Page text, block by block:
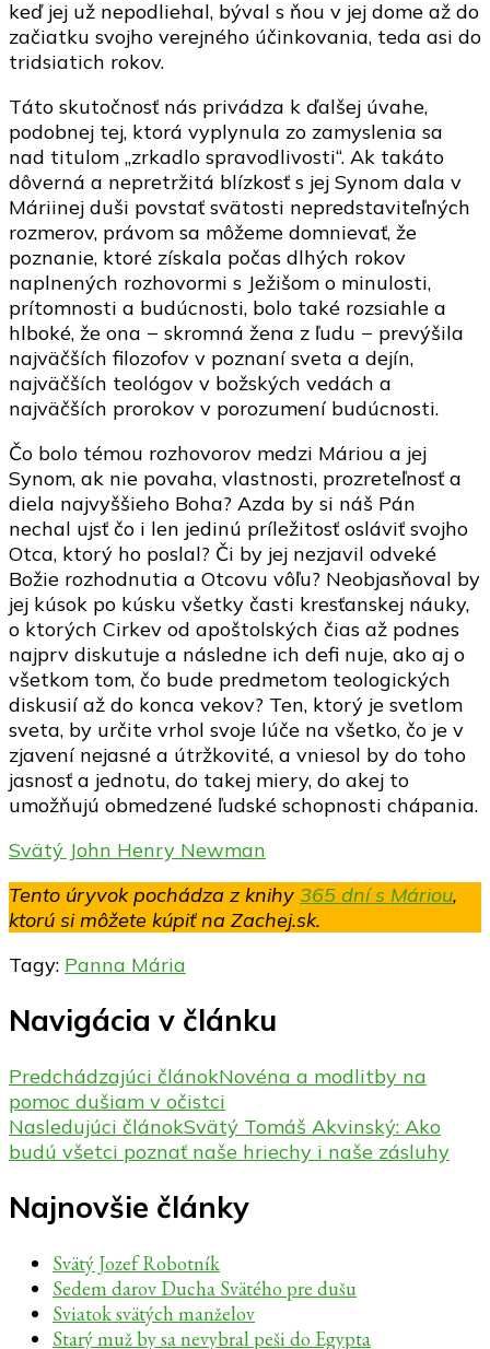
keď jej už nepodliehal, býval s ňou v jej dome až do
začiatku svojho verejného účinkovania, teda asi do
tridsiatich rokov.
Táto skutočnosť nás privádza k ďalšej úvahe,
podobnej tej, ktorá vyplynula zo zamyslenia sa
nad titulom „zrkadlo spravodlivosti“. Ak takáto
dôverná a nepretržitá blízkosť s jej Synom dala v
Máriinej duši povstať svätosti nepredstaviteľných
rozmerov, právom sa môžeme domnievať, že
poznanie, ktoré získala počas dlhých rokov
naplnených rozhovormi s Ježišom o minulosti,
prítomnosti a budúcnosti, bolo také rozsiahle a
hlboké, že ona − skromná žena z ľudu − prevýšila
najväčších filozofov v poznaní sveta a dejín,
najväčších teológov v božských vedách a
najväčších prorokov v porozumení budúcnosti.
Čo bolo témou rozhovorov medzi Máriou a jej
Synom, ak nie povaha, vlastnosti, prozreteľnosť a
diela najvyššieho Boha? Azda by si náš Pán
nechal ujsť čo i len jedinú príležitosť osláviť svojho
Otca, ktorý ho poslal? Či by jej nezjavil odveké
Božie rozhodnutia a Otcovu vôľu? Neobjasňoval by
jej kúsok po kúsku všetky časti kresťanskej náuky,
o ktorých Cirkev od apoštolských čias až podnes
najprv diskutuje a následne ich defi nuje, ako aj o
všetkom tom, čo bude predmetom teologických
diskusií až do konca vekov? Ten, ktorý je svetlom
sveta, by určite vrhol svoje lúče na všetko, čo je v
zjavení nejasné a útržkovité, a vniesol by do toho
jasnosť a jednotu, do takej miery, do akej to
umožňujú obmedzené ľudské schopnosti chápania.
Svätý John Henry Newman
Tento úryvok pochádza z knihy 365 dní s Máriou,
ktorú si môžete kúpiť na Zachej.sk.
Tagy: Panna Mária
Navigácia v článku
Predchádzajúci článokNovéna a modlitby na
pomoc dušiam v očistci
Nasledujúci článokSvätý Tomáš Akvinský: Ako
budú všetci poznať naše hriechy i naše zásluhy
Najnovšie články
Svätý Jozef Robotník
Sedem darov Ducha Svätého pre dušu
Sviatok svätých manželov
Starý muž by sa nevybral peši do Egypta